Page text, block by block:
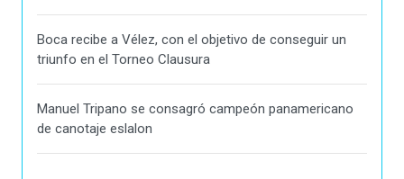
Boca recibe a Vélez, con el objetivo de conseguir un
triunfo en el Torneo Clausura
Manuel Tripano se consagró campeón panamericano
de canotaje eslalon